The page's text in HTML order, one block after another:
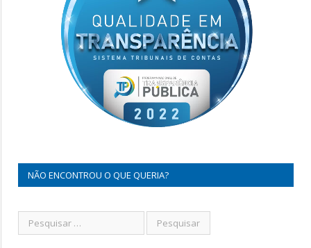
NÃO ENCONTROU O QUE QUERIA?